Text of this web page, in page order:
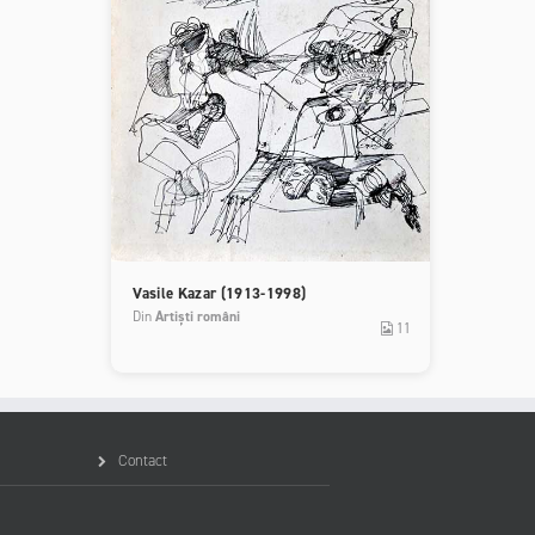
Vasile Kazar (1913-1998)
DinArtiști români
11
Contact